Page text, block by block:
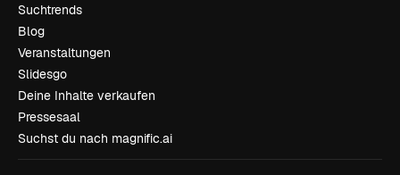
Suchtrends
Blog
Veranstaltungen
Slidesgo
Deine Inhalte verkaufen
Pressesaal
Suchst du nach magnific.ai